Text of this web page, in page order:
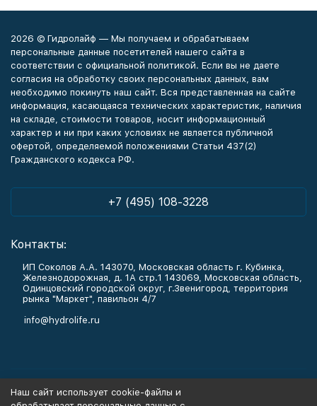
2026 © Гидролайф — Мы получаем и обрабатываем
персональные данные посетителей нашего сайта в
соответствии с официальной политикой. Если вы не даете
согласия на обработку своих персональных данных, вам
необходимо покинуть наш сайт. Вся представленная на сайте
информация, касающаяся технических характеристик, наличия
на складе, стоимости товаров, носит информационный
характер и ни при каких условиях не является публичной
офертой, определяемой положениями Статьи 437(2)
Гражданского кодекса РФ.
+7 (495) 108-3228
Контакты:
ИП Соколов А.А. 143070, Московская область г. Кубинка,
Железнодорожная, д. 1А стр.1 143069, Московская область,
Одинцовский городской округ, г.Звенигород, территория
рынка "Маркет", павильон 4/7
info@hydrolife.ru
Наш сайт использует cookie-файлы и